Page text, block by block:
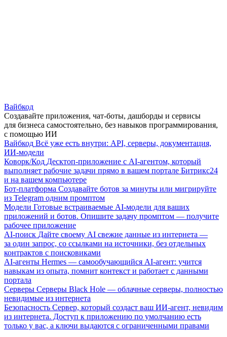
Вайбкод
Создавайте приложения, чат-боты, дашборды и сервисы
для бизнеса самостоятельно, без навыков программирования,
с помощью ИИ
Вайбкод Всё уже есть внутри: API, серверы, документация,
ИИ-модели
Коворк/Код Десктоп-приложение с AI-агентом, который
выполняет рабочие задачи прямо в вашем портале Битрикс24
и на вашем компьютере
Бот-платформа Создавайте ботов за минуты или мигрируйте
из Telegram одним промптом
Модели Готовые встраиваемые AI-модели для ваших
приложений и ботов. Опишите задачу промптом — получите
рабочее приложение
AI-поиск Дайте своему AI свежие данные из интернета —
за один запрос, со ссылками на источники, без отдельных
контрактов с поисковиками
AI-агенты Hermes — самообучающийся AI-агент: учится
навыкам из опыта, помнит контекст и работает с данными
портала
Серверы Серверы Black Hole — облачные серверы, полностью
невидимые из интернета
Безопасность Сервер, который создаст ваш ИИ-агент, невидим
из интернета. Доступ к приложению по умолчанию есть
только у вас, а ключи выдаются с ограниченными правами